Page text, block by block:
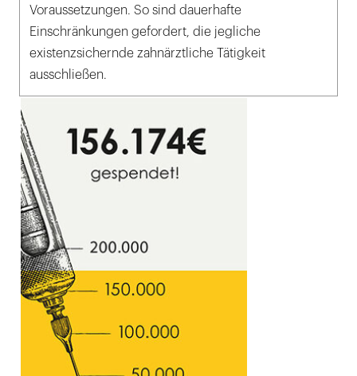
Voraussetzungen. So sind dauerhafte
Einschränkungen gefordert, die jegliche
existenzsichernde zahnärztliche Tätigkeit
ausschließen.